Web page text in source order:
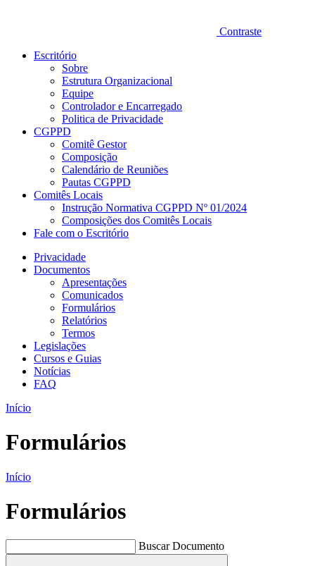
Contraste
Escritório
Sobre
Estrutura Organizacional
Equipe
Controlador e Encarregado
Politica de Privacidade
CGPPD
Comitê Gestor
Composição
Calendário de Reuniões
Pautas CGPPD
Comitês Locais
Instrução Normativa CGPPD Nº 01/2024
Composições dos Comitês Locais
Fale com o Escritório
Privacidade
Documentos
Apresentações
Comunicados
Formulários
Relatórios
Termos
Legislações
Cursos e Guias
Notícias
FAQ
Início
Formulários
Início
Formulários
Buscar Documento